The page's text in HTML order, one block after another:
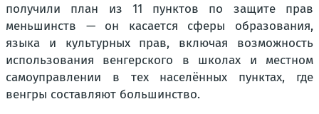
получили план из 11 пунктов по защите прав
меньшинств — он касается сферы образования,
языка и культурных прав, включая возможность
использования венгерского в школах и местном
самоуправлении в тех населённых пунктах, где
венгры составляют большинство.